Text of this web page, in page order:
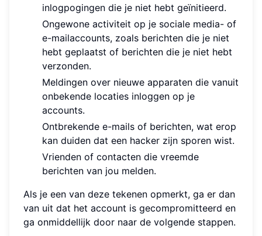
inlogpogingen die je niet hebt geïnitieerd.
Ongewone activiteit op je sociale media- of
e-mailaccounts, zoals berichten die je niet
hebt geplaatst of berichten die je niet hebt
verzonden.
Meldingen over nieuwe apparaten die vanuit
onbekende locaties inloggen op je
accounts.
Ontbrekende e-mails of berichten, wat erop
kan duiden dat een hacker zijn sporen wist.
Vrienden of contacten die vreemde
berichten van jou melden.
Als je een van deze tekenen opmerkt, ga er dan
van uit dat het account is gecompromitteerd en
ga onmiddellijk door naar de volgende stappen.